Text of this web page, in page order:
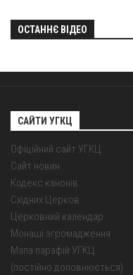
ОСТАННЄ ВІДЕО
САЙТИ УГКЦ
Офіційний сайт УГКЦ
Сайт новин
Кодекс канонів
Східних Церков
Церковний календар
Монаші згромадження
Мапа парафій УГКЦ
(постійно доповнюється)